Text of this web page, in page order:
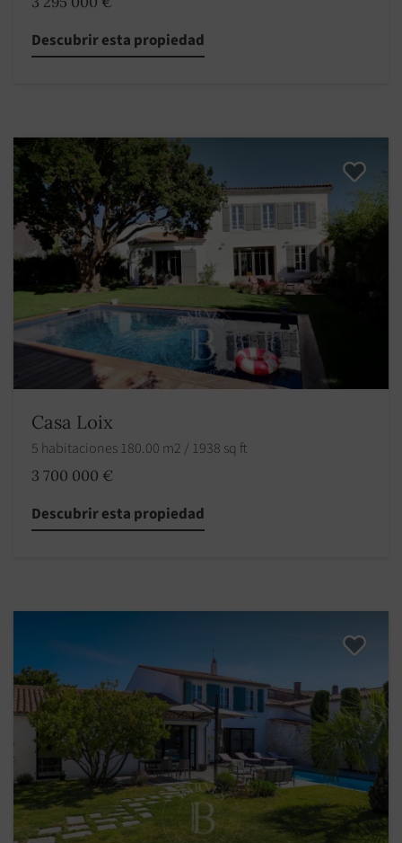
Descubrir esta propiedad
Casa Loix
5 habitaciones 180.00 m2 / 1938 sq ft
3 700 000 €
Descubrir esta propiedad